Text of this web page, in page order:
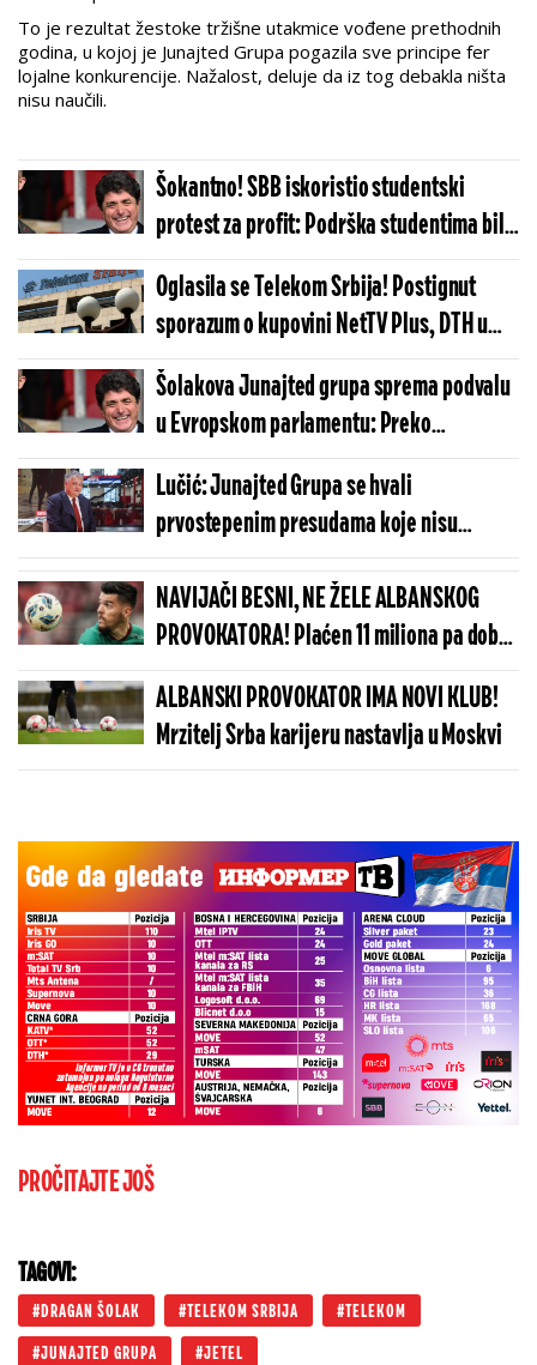
To je rezultat žestoke tržišne utakmice vođene prethodnih
godina, u kojoj je Junajted Grupa pogazila sve principe fer
lojalne konkurencije. Nažalost, deluje da iz tog debakla ništa
nisu naučili.
Šokantno! SBB iskoristio studentski
protest za profit: Podrška studentima bila
samo maska za privatne interese
Oglasila se Telekom Srbija! Postignut
sporazum o kupovini NetTV Plus, DTH u
Srbiji i Severnoj Makedoniji i licenci za
prava na Sport klub za Zapadni Balkan od
Junajted grupe
Šolakova Junajted grupa sprema podvalu
u Evropskom parlamentu: Preko
organizacije BFMI koju kontrolišu
nameštaju izveštaj o medijima!
Lučić: Junajted Grupa se hvali
prvostepenim presudama koje nisu
pravosnažne
NAVIJAČI BESNI, NE ŽELE ALBANSKOG
PROVOKATORA! Plaćen 11 miliona pa dobio
brutalnu poruku
ALBANSKI PROVOKATOR IMA NOVI KLUB!
Mrzitelj Srba karijeru nastavlja u Moskvi
PROČITAJTE JOŠ
TAGOVI:
DRAGAN ŠOLAK TELEKOM SRBIJA TELEKOM
JUNAJTED GRUPA JETEL